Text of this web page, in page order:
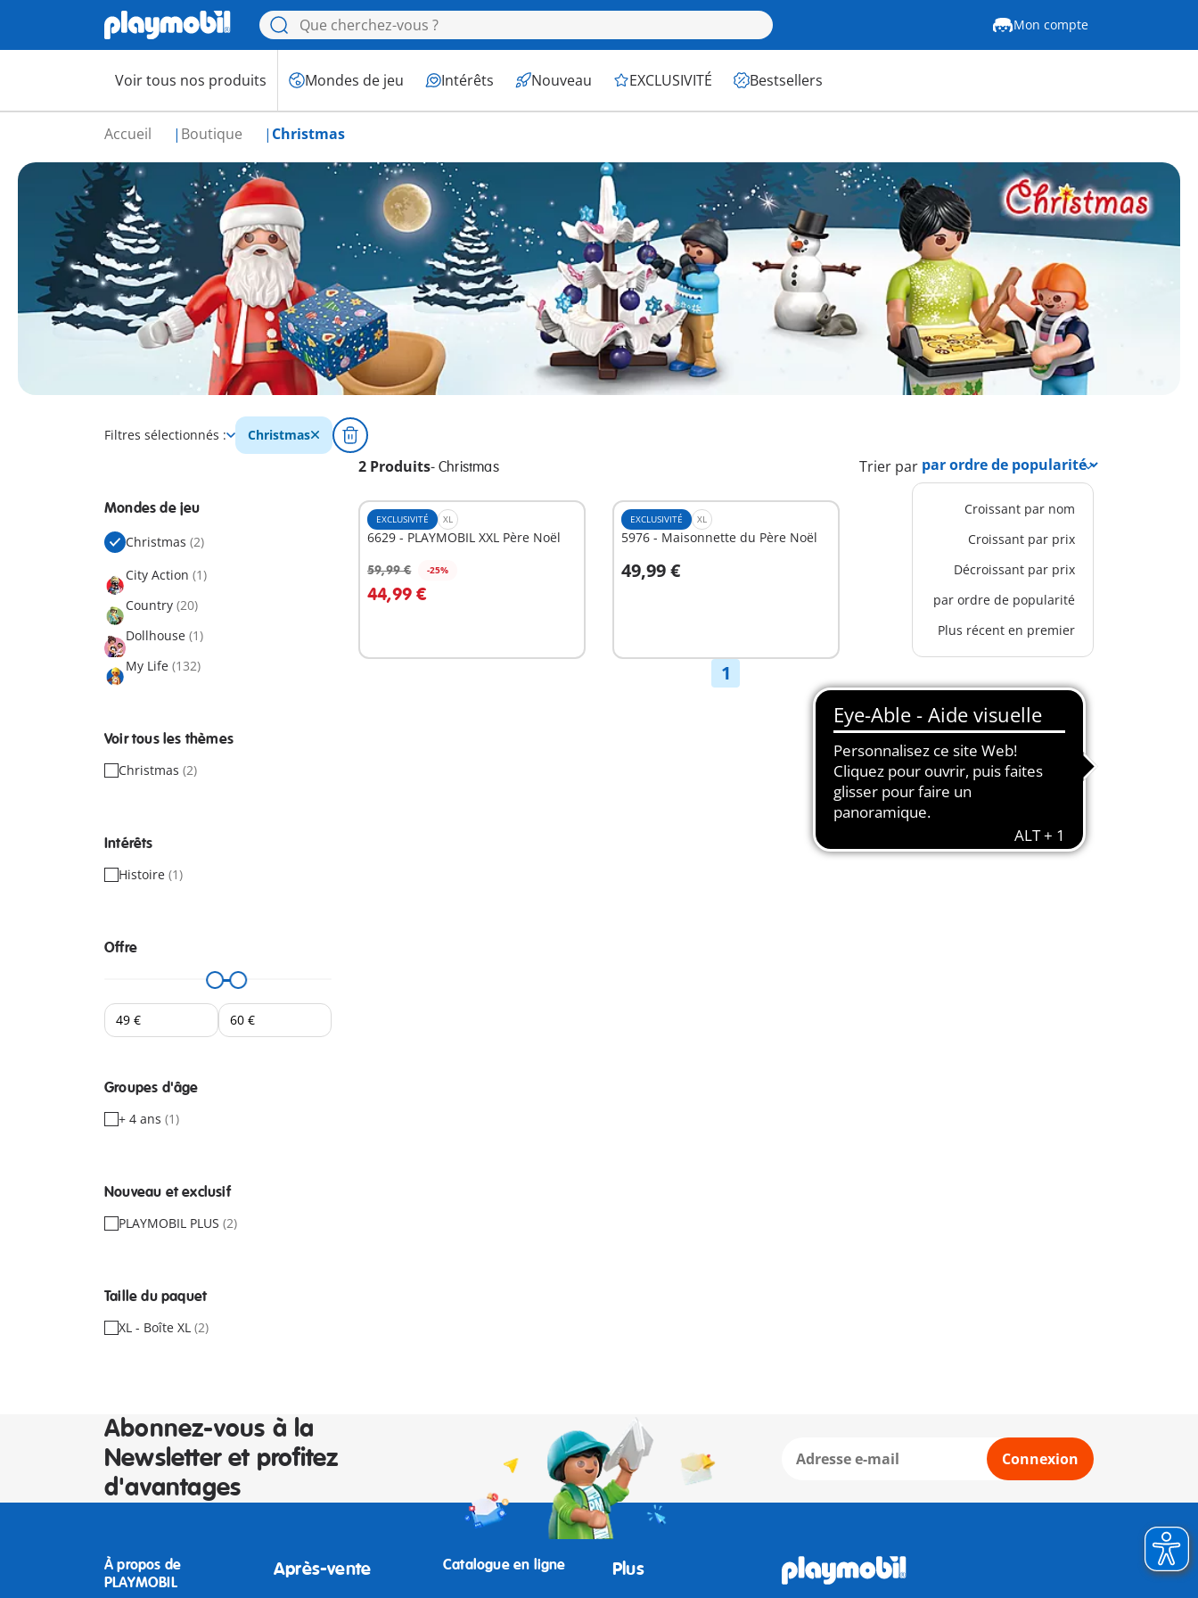
Mon compte
Voir tous nos produits Mondes de jeu Intérêts Nouveau EXCLUSIVITÉ Bestsellers
Accueil Boutique Christmas
Filtres sélectionnés : Christmas
2 Produits- Christmas Trier par
Croissant par nom
Croissant par prix
Décroissant par prix
par ordre de popularité
Plus récent en premier
Mondes de jeu
Christmas (2)
City Action (1)
Country (20)
Dollhouse (1)
My Life (132)
Voir tous les thèmes
Christmas (2)
Intérêts
Histoire (1)
Offre
Groupes d'âge
+ 4 ans (1)
Nouveau et exclusif
PLAYMOBIL PLUS (2)
Taille du paquet
XL - Boîte XL (2)
EXCLUSIVITÉ XL
6629 - PLAYMOBIL XXL Père Noël
59,99 € -25%
44,99 €
EXCLUSIVITÉ XL
5976 - Maisonnette du Père Noël
49,99 €
1
Abonnez-vous à la
Newsletter et profitez
d'avantages
Connexion
À propos de
PLAYMOBIL
Après-vente Catalogue en ligne Plus